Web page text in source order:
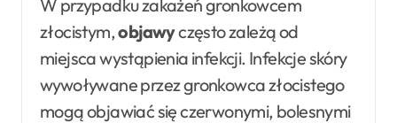
W przypadku zakażeń gronkowcem
złocistym,objawyczęsto zależą od
miejsca wystąpienia infekcji. Infekcje skóry
wywoływane przez gronkowca złocistego
mogą objawiać się czerwonymi, bolesnymi